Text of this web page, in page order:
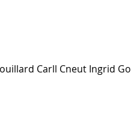
Carll Cneut Ingrid